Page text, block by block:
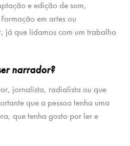
e edição de som,
em artes ou
já que lidamos com um trabalho
narrador?
jornalista, radialista ou que
que a pessoa tenha uma
que tenha gosto por ler e